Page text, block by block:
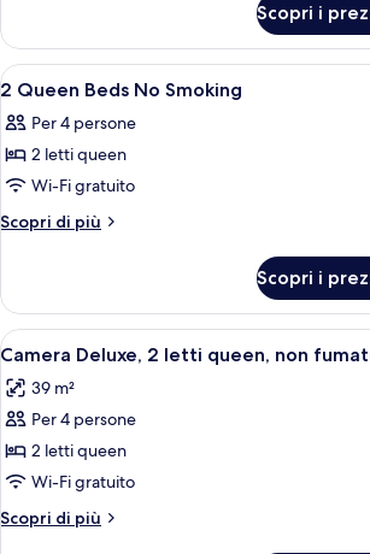
Suite,
Nonsmoking,
Accessible
King
Bed,
Suite,
Accessible
Scopri i
Apri
tutte
le
foto
per
2
No
Smoking
Una
6
2 Queen Beds No Smoking
Per 4 persone
2 letti queen
Wi-Fi gratuito
Scopri di più
Altri
Queen
Beds
No
Scopri i
Apri
tutte
le
foto
per
Camera
Deluxe,
2
Una camera
4
Camera Deluxe, 2 letti queen, non
39 m²
Per 4 persone
2 letti queen
Wi-Fi gratuito
Scopri di più
Altri